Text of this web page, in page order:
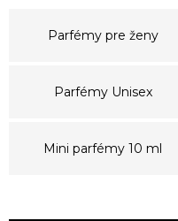
Parfémy pre ženy
Parfémy Unisex
Mini parfémy 10 ml